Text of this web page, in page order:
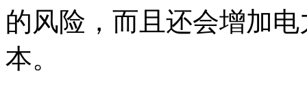
的风险，而且还会增加
本。